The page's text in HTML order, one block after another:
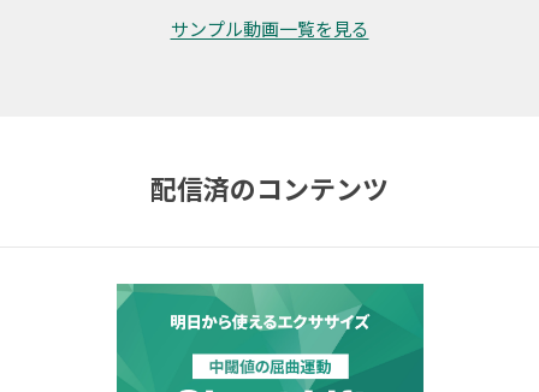
サンプル動画一覧を見る
配信済のコンテンツ